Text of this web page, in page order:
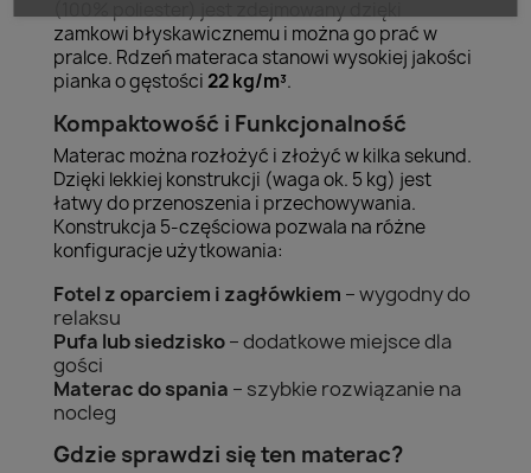
zamkowi błyskawicznemu i można go prać w
pralce. Rdzeń materaca stanowi wysokiej jakości
pianka o gęstości 22 kg/m³.
Kompaktowość i Funkcjonalność
Materac można rozłożyć i złożyć w kilka sekund.
Dzięki lekkiej konstrukcji (waga ok. 5 kg) jest
łatwy do przenoszenia i przechowywania.
Konstrukcja 5-częściowa pozwala na różne
konfiguracje użytkowania:
Fotel z oparciem i zagłówkiem – wygodny do
relaksu
Pufa lub siedzisko– dodatkowe miejsce dla
gości
Materac do spania – szybkie rozwiązanie na
nocleg
Gdzie sprawdzi się ten materac?